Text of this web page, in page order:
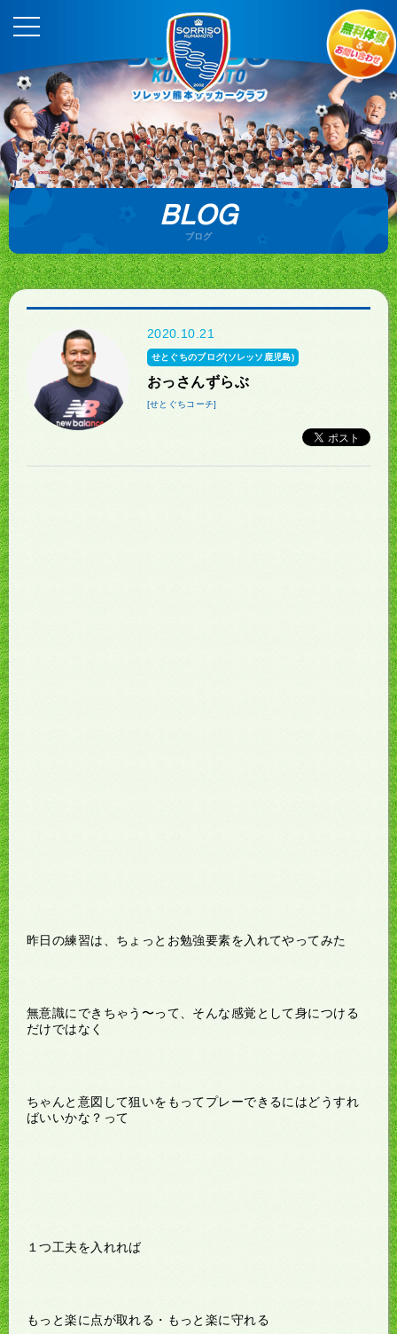
BLOG
ブログ
2020.10.21
せとぐちのブログ(ソレッソ鹿児島)
おっさんずらぶ
[せとぐちコーチ]
昨日の練習は、ちょっとお勉強要素を入れてやってみた
無意識にできちゃう〜って、そんな感覚として身につける
だけではなく
ちゃんと意図して狙いをもってプレーできるにはどうすれ
ばいいかな？って
１つ工夫を入れれば
もっと楽に点が取れる・もっと楽に守れる